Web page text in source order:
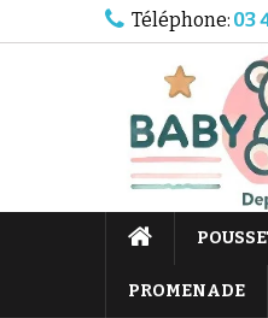
Téléphone: 03
PROMENADE